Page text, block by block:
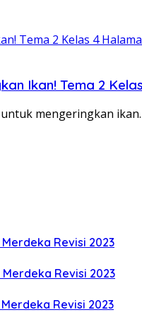
Ikan! Tema 2
mengeringkan
Revisi 2023
Revisi 2023
Revisi 2023